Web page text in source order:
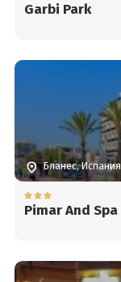
Garbi Park
Бланес, Испания
Pimar And Spa